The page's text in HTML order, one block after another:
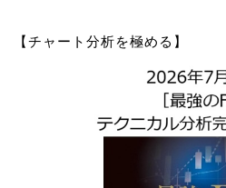
【チャート分析を極める】